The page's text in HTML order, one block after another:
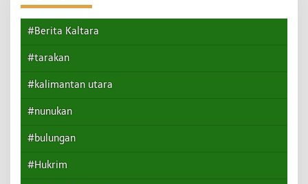
#Berita Kaltara
#tarakan
#kalimantan utara
#nunukan
#bulungan
#Hukrim